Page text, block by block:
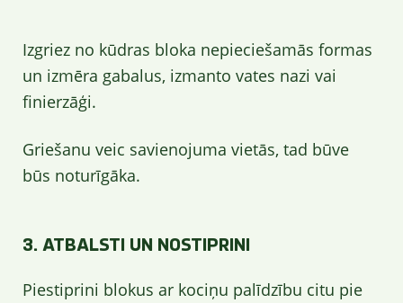
Izgriez no kūdras bloka nepieciešamās formas
un izmēra gabalus, izmanto vates nazi vai
finierzāģi.
Griešanu veic savienojuma vietās, tad būve
būs noturīgāka.
3. ATBALSTI UN NOSTIPRINI
Piestiprini blokus ar kociņu palīdzību citu pie